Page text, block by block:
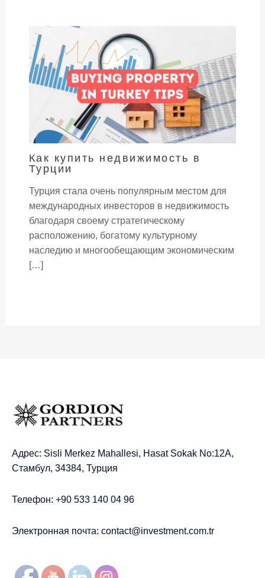
Как купить недвижимость в
Турции
Турция стала очень популярным местом для
международных инвесторов в недвижимость
благодаря своему стратегическому
расположению, богатому культурному
наследию и многообещающим экономическим
[…]
Адрес: Sisli Merkez Mahallesi, Hasat Sokak No:12A,
Стамбул, 34384, Турция
Телефон: +90 533 140 04 96
Электронная почта: contact@investment.com.tr